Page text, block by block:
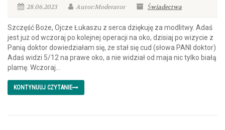
28.06.2023 Autor:Moderator Świadectwa
Szczęść Boże, Ojcze Łukaszu z serca dziękuję za modlitwy. Adaś
jest już od wczoraj po kolejnej operacji na oko, dzisiaj po wizycie z
Panią doktor dowiedziałam się, że stał się cud (słowa PANI doktor)
Adaś widzi 5/12 na prawe oko, a nie widział od maja nic tylko białą
plamę. Wczoraj...
KONTYNUUJ CZYTANIE